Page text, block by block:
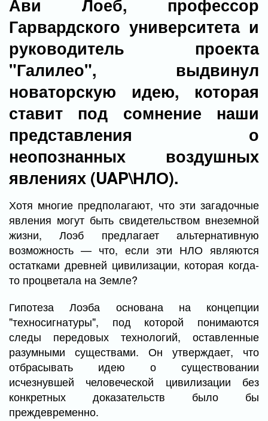
Ави Лоеб, профессор
Гарвардского университета и
руководитель проекта
"Галилео", выдвинул
новаторскую идею, которая
ставит под сомнение наши
представления о
неопознанных воздушных
явлениях (UAP\НЛО).
Хотя многие предполагают, что эти загадочные
явления могут быть свидетельством внеземной
жизни, Лоэб предлагает альтернативную
возможность — что, если эти НЛО являются
остатками древней цивилизации, которая когда-
то процветала на Земле?
Гипотеза Лоэба основана на концепции
"техносигнатуры", под которой понимаются
следы передовых технологий, оставленные
разумными существами. Он утверждает, что
отбрасывать идею о существовании
исчезнувшей человеческой цивилизации без
конкретных доказательств было бы
преждевременно.